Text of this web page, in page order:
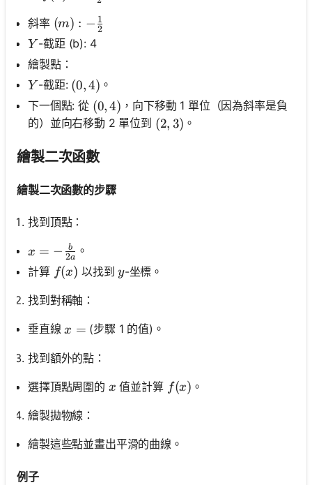
斜率 (m):-\frac{1}{2}
(m) : − 2
1
Y
Y -截距 (b): 4
繪製點：
Y
Y -截距: (0,4)
(0,4) 。
下一個點: 從 (0,4)
(0, 4) ，向下移動 1 單位（因為斜率是負
的）並向右移動 2 單位到 (2,3)
(2, 3) 。
繪製二次函數
繪製二次函數的步驟
找到頂點：
x=-\frac{b}{2 a}
x = − 2a
b
。
計算 f(x)
f(x) 以找到y
y-坐標。
找到對稱軸：
垂直線x=
x = (步驟 1 的值)。
找到額外的點：
選擇頂點周圍的 x
x 值並計算 f(x)
f(x) 。
繪製拋物線：
繪製這些點並畫出平滑的曲線。
例子